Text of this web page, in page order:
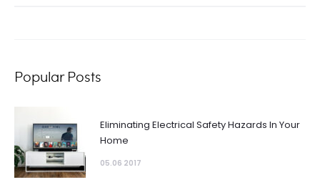
Popular Posts
Eliminating Electrical Safety Hazards In Your
Home
05.06 2017